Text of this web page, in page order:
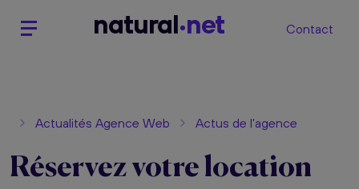
natural net Contact
Actualités Agence Web Actus de l'agence
Réservez votre location